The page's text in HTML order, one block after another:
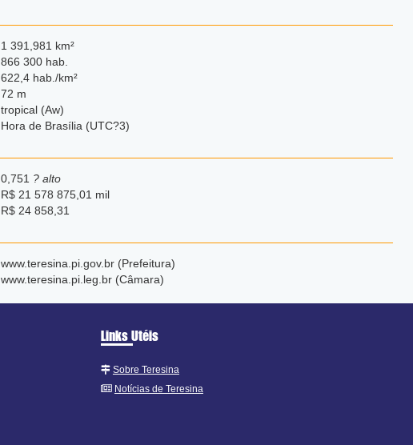
1 391,981 km²
866 300 hab.
622,4 hab./km²
72 m
tropical (Aw)
Hora de Brasília (UTC?3)
0,751 ? alto
R$ 21 578 875,01 mil
R$ 24 858,31
www.teresina.pi.gov.br (Prefeitura)
www.teresina.pi.leg.br (Câmara)
Links Utéis
Sobre Teresina
Notícias de Teresina